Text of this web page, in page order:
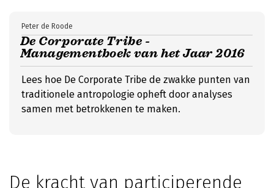
De Corporate Tribe -
Managementboek van het Jaar 2016
Peter de Roode
Lees hoe De Corporate Tribe de zwakke punten van
traditionele antropologie opheft door analyses
samen met betrokkenen te maken.
De kracht van participerende